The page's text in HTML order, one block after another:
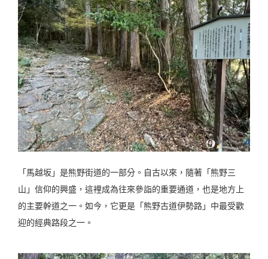
「馬越坂」是熊野街道的一部分。自古以來，隨著「熊野三
山」信仰的興盛，這裡成為往來參詣的重要通道，也是地方上
的主要幹道之一。如今，它更是「熊野古道伊勢路」中最受歡
迎的經典路段之一。